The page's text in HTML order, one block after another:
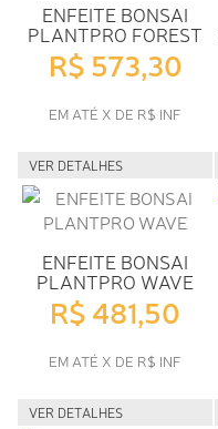
ENFEITE BONSAI
PLANTPRO FOREST
R$ 573,30
EM ATÉ X DE R$ INF
VER DETALHES
ENFEITE BONSAI
PLANTPRO WAVE
R$ 481,50
EM ATÉ X DE R$ INF
VER DETALHES